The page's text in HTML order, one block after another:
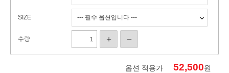
SIZE
수량
옵션 적용가 52,500원